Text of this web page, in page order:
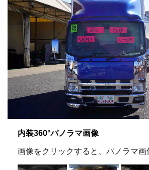
内装360°パノラマ画像
画像をクリックすると、パノラマ画